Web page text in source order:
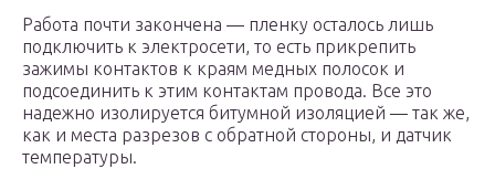
Работа почти закончена — пленку осталось лишь
подключить к электросети, то есть прикрепить
зажимы контактов к краям медных полосок и
подсоединить к этим контактам провода. Все это
надежно изолируется битумной изоляцией — так же,
как и места разрезов с обратной стороны, и датчик
температуры.